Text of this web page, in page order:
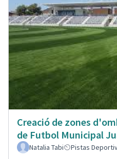
Creació de zones
de Futbol Municipal
Natalia Tabi Pistas